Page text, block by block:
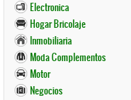
Electronica
Hogar Bricolaje
Inmobiliaria
Moda Complementos
Motor
Negocios